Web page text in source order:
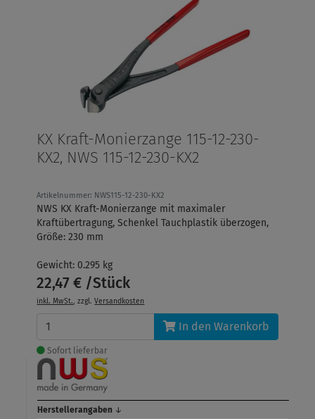
KX Kraft-Monierzange 115-12-230-
KX2, NWS 115-12-230-KX2
Artikelnummer: NWS115-12-230-KX2
NWS KX Kraft-Monierzange mit maximaler
Kraftübertragung, Schenkel Tauchplastik überzogen,
Größe: 230 mm
Gewicht: 0.295 kg
22,47 € /Stück
inkl. MwSt., zzgl.Versandkosten
In den Warenkorb
Sofort lieferbar
Herstellerangaben ↓